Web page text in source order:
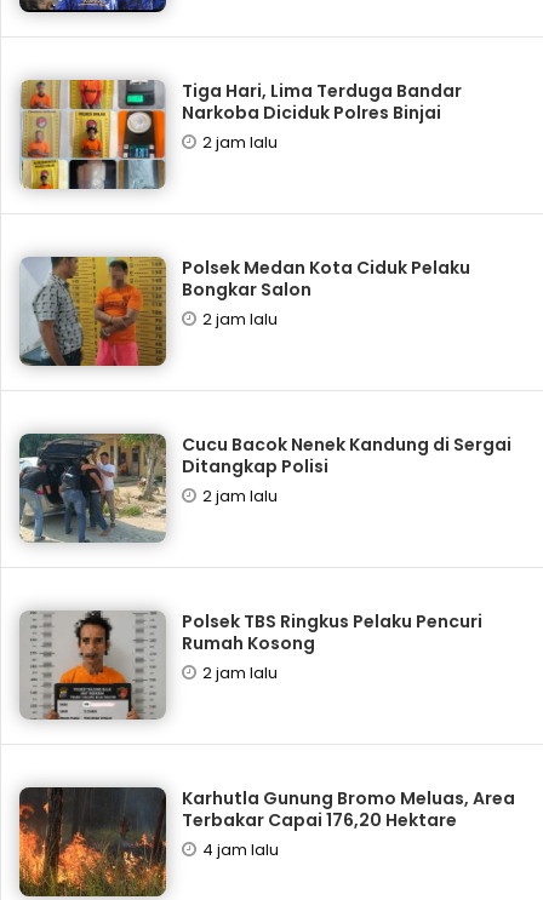
Tiga Hari, Lima Terduga Bandar
Narkoba Diciduk Polres Binjai
2 jam lalu
Polsek Medan Kota Ciduk Pelaku
Bongkar Salon
2 jam lalu
Cucu Bacok Nenek Kandung di Sergai
Ditangkap Polisi
2 jam lalu
Polsek TBS Ringkus Pelaku Pencuri
Rumah Kosong
2 jam lalu
Karhutla Gunung Bromo Meluas, Area
Terbakar Capai 176,20 Hektare
4 jam lalu